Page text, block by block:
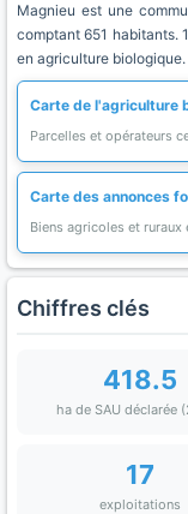
Magnieu est une
comptant 651 habitants.
en agriculture
Carte de l'agriculture
Parcelles et opérateurs
Carte des annonces
Biens agricoles et ruraux
Chiffres clés
418.5
ha de SAU déclarée
17
exploitations